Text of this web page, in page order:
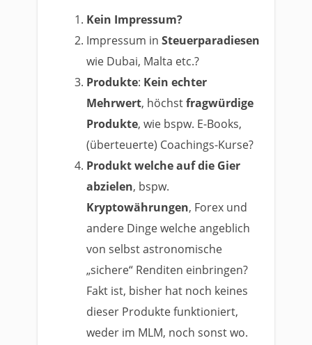
Kein Impressum?
Impressum inSteuerparadiesen
wie Dubai, Malta etc.?
Produkte: Kein echter
Mehrwert, höchstfragwürdige
Produkte, wie bspw. E-Books,
(überteuerte) Coachings-Kurse?
Produkt welche auf die Gier
abzielen, bspw.
Kryptowährungen, Forex und
andere Dinge welche angeblich
von selbst astronomische
„sichere“ Renditen einbringen?
Fakt ist, bisher hat noch keines
dieser Produkte funktioniert,
weder im MLM, noch sonst wo.